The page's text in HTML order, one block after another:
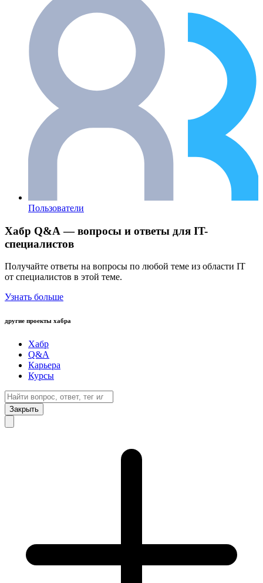
Пользователи
Хабр Q&A — вопросы и ответы для IT-
специалистов
Получайте ответы на вопросы по любой теме из области IT
от специалистов в этой теме.
Узнать больше
другие проекты хабра
Хабр
Q&A
Карьера
Курсы
Закрыть